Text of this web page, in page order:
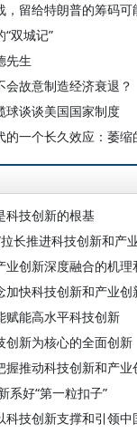
，留给特朗普的筹码可
双城记”
先生
故意制造经济衰退？
球谈谈美国国家制度
的一个长久效应：萎缩
科技创新的根基
长推进科技创新和产
业创新深度融合的机理
加快科技创新和产业创
赋能高水平科技创新
创新为核心的全面创新
握推动科技创新和产
系好“第一粒扣子”
科技创新支撑和引领中